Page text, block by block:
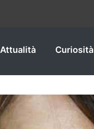
Attualità Curiosità